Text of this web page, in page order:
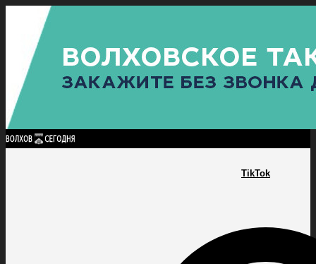
TikTok
Найти:
ГЛАВНАЯ ПОЛИТИКАПРОИСШЕСТВИЯ ПРОКУРАТУРАСПОРТ
ПОЛИТИКА
КУЛЬТУРА
ПОСЕЛЕНИЯ